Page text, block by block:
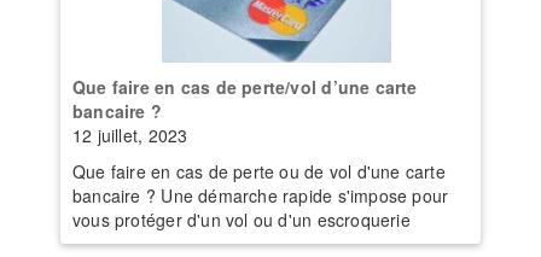
Que faire en cas de perte/vol d’une carte
bancaire ?
12 juillet, 2023
Que faire en cas de perte ou de vol d'une carte
bancaire ? Une démarche rapide s'impose pour
vous protéger d'un vol ou d'un escroquerie